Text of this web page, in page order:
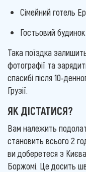
Сімейний готель
Гостьовий
Така поїздка
фотографії та
спасибі після 10-
Грузії.
ЯК ДІСТАТИСЯ?
Вам належить
становить всього 2
ви доберетеся з
Боржомі. Це досить